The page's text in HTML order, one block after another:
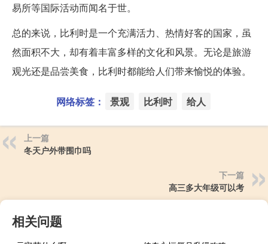
易所等国际活动而闻名于世。
总的来说，比利时是一个充满活力、热情好客的国家，虽
然面积不大，却有着丰富多样的文化和风景。无论是旅游
观光还是品尝美食，比利时都能给人们带来愉悦的体验。
网络标签： 景观 比利时 给人
上一篇
冬天户外带围巾吗
下一篇
高三多大年级可以考
相关问题